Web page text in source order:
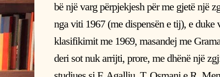
bë një varg përpjekjesh për me gjetë një
nga viti 1967 (me dispensën e tij), e
klasifikimit me 1969, masandej me
deri sot nuk arrijti, prore, me dhënë një